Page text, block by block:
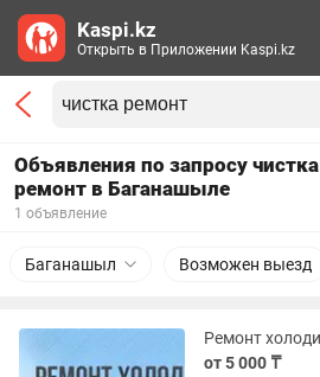
Объявления по запросу чистка
ремонт в Баганашыле
1 объявление
Баганашыл Возможен выезд
от 5 000 ₸
Kaspi.kz
Открыть в Приложении Kaspi.kz